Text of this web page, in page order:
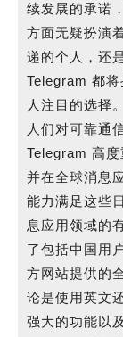
续发展的承诺
方面无疑扮演
递的个人，还
Telegram 都
人注目的选择
人们对可靠通
Telegram 高度
并在全球消息
能力满足这些
息应用领域的
了包括中国用
方网站提供的
论是使用英文
强大的功能以